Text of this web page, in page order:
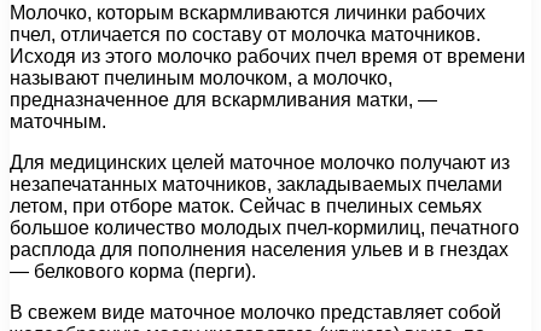
Молочко, которым вскармливаются личинки рабочих
пчел, отличается по составу от молочка маточников.
Исходя из этого молочко рабочих пчел время от времени
называют пчелиным молочком, а молочко,
предназначенное для вскармливания матки, —
маточным.
Для медицинских целей маточное молочко получают из
незапечатанных маточников, закладываемых пчелами
летом, при отборе маток. Сейчас в пчелиных семьях
большое количество молодых пчел-кормилиц, печатного
расплода для пополнения населения ульев и в гнездах
— белкового корма (перги).
В свежем виде маточное молочко представляет собой